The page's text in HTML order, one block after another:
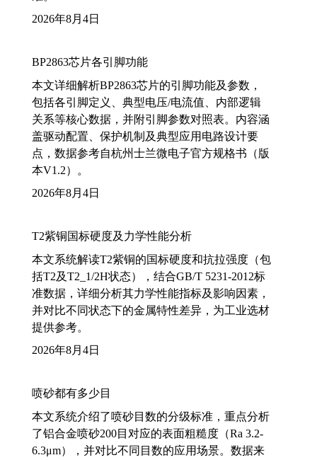
2026年8月4日
BP2863芯片各引脚功能
本文详细解析BP2863芯片的引脚功能及参数，
包括各引脚定义、典型电压/电流值、内部逻辑
关系等核心数据，并附引脚参数对照表。内容涵
盖驱动配置、保护机制及典型应用电路设计要
点，数据参考自杭州士兰微电子官方规格书（版
本V1.2）。
2026年8月4日
T2紫铜国标硬度及力学性能分析
本文系统解读T2紫铜的国标硬度和抗拉强度（包
括T2及T2_1/2H状态），结合GB/T 5231-2012标
准数据，详细分析其力学性能指标及影响因素，
并对比不同状态下的金属特性差异，为工业选材
提供参考。
2026年8月4日
喷砂都有多少目
本文系统介绍了喷砂目数的分级标准，重点分析
了铝合金喷砂200目对应的表面粗糙度（Ra 3.2-
6.3μm），并对比不同目数的应用场景。数据来